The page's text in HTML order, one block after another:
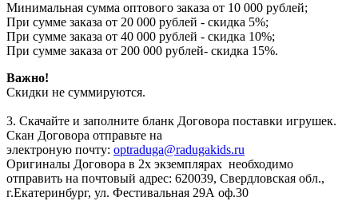
Минимальная сумма оптового заказа от 10 000 рублей;
При сумме заказа от 20 000 рублей - скидка 5%;
При сумме заказа от 40 000 рублей - скидка 10%;
При сумме заказа от 200 000 рублей- скидка 15%.
Важно!
Скидки не суммируются.
3. Скачайте и заполните бланк Договора поставки игрушек.
Скан Договора отправьте на
электроную почту: optraduga@radugakids.ru
Оригиналы Договора в 2х экземплярах необходимо
отправить на почтовый адрес: 620039, Свердловская обл.,
г.Екатеринбург, ул. Фестивальная 29А оф.30